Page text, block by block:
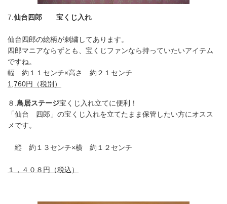
7. 仙台 四郎 宝くじ入れ
仙台四郎の絵柄が刺繍してあります。
四郎マニアならずとも、宝くじファンなら持っていたいアイテム
ですね。
幅 約１１センチ×高さ 約２１センチ
1,760円（税別）
８. 鳥居ステージ宝くじ入れ立てに便利！
「仙台 四郎」の宝くじ入れを立てたまま保管したい方にオスス
メです。
縦 約１３センチ×横 約１２センチ
１，４０８円（税込）